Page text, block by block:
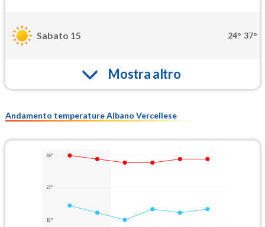
Sabato 15 24° 37°
Mostra altro
Andamento temperature Albano Vercellese
36°
27°
18°